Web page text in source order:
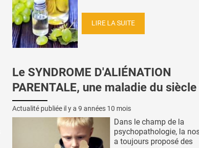
LIRE LA SUITE
Le SYNDROME D'ALIÉNATION
PARENTALE, une maladie du siècle
Actualité publiée il y a 9 années 10 mois
Dans le champ de la
psychopathologie, la
a toujours proposé des